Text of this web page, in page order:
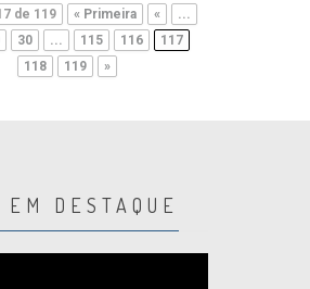
de 119 « Primeira «
...
30 ... 115 116
117
118
119 »
DESTAQUE